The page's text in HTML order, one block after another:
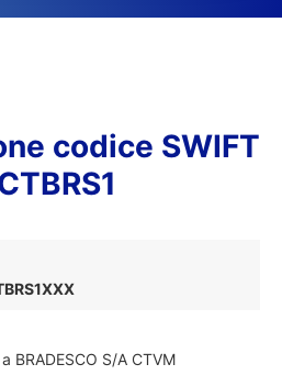
codice SWIFT
BRADESCO S/A CTVM